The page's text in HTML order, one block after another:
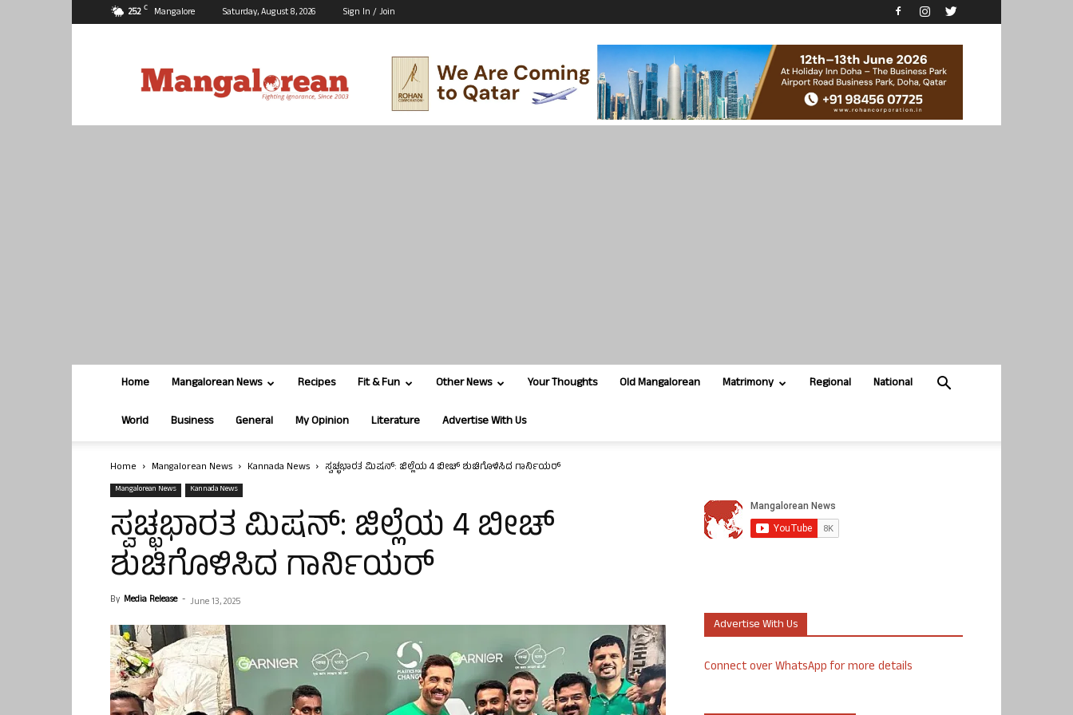
25.2 C Mangalore Saturday, August 8, 2026 Sign In / Join
Home Mangalorean News Recipes Fit & Fun Other News Your Thoughts Old Mangalorean Matrimony Regional National
World Business General My Opinion Literature Advertise With Us
Home Mangalorean News Kannada News ಸ್ವಚ್ಛಭಾರತ ಮಿಷನ್: ಜಿಲ್ಲೆಯ 4 ಬೀಚ್ ಶುಚಿಗೊಳಿಸಿದ ಗಾರ್ನಿಯರ್
Mangalorean News Kannada News
ಸ್ವಚ್ಛಭಾರತ ಮಿಷನ್: ಜಿಲ್ಲೆಯ 4 ಬೀಚ್
ಶುಚಿಗೊಳಿಸಿದ ಗಾರ್ನಿಯರ್
By Media Release - June 13, 2025
Advertise With Us
Connect over WhatsApp for more details